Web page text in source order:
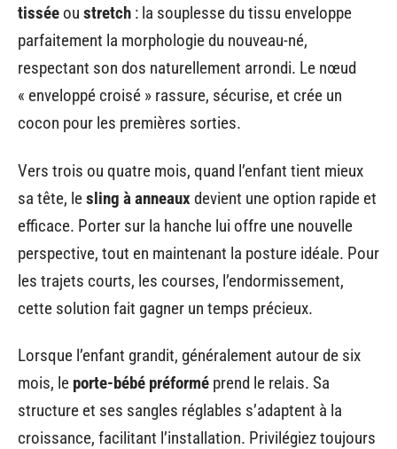
tissée ou stretch : la souplesse du tissu enveloppe
parfaitement la morphologie du nouveau-né,
respectant son dos naturellement arrondi. Le nœud
« enveloppé croisé » rassure, sécurise, et crée un
cocon pour les premières sorties.
Vers trois ou quatre mois, quand l’enfant tient mieux
sa tête, lesling à anneaux devient une option rapide et
efficace. Porter sur la hanche lui offre une nouvelle
perspective, tout en maintenant la posture idéale. Pour
les trajets courts, les courses, l’endormissement,
cette solution fait gagner un temps précieux.
Lorsque l’enfant grandit, généralement autour de six
mois, le porte-bébé préformé prend le relais. Sa
structure et ses sangles réglables s’adaptent à la
croissance, facilitant l’installation. Privilégiez toujours